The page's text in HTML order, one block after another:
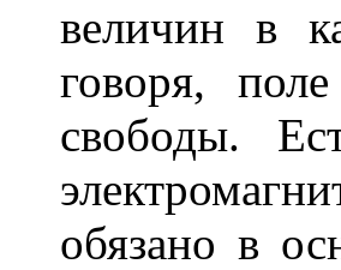
величин в
говоря,
свободы.
обязано в